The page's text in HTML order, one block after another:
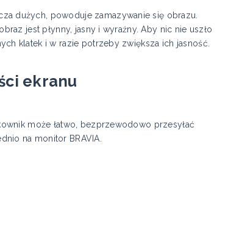
dużych, powoduje zamazywanie się obrazu.
jest płynny, jasny i wyraźny. Aby nic nie uszło
klatek i w razie potrzeby zwiększa ich jasność.
ekranu
może łatwo, bezprzewodowo przesyłać
na monitor BRAVIA.